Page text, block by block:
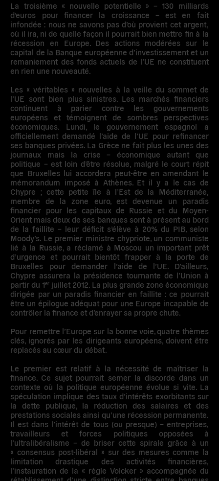
La troisième « nouvelle potentielle » – 130 milliards
d’euros pour financer la croissance – est en fait
infondée : nous ne savons pas d’où provient cet argent,
où il ira, ni de quelle façon il pourrait bien mettre fin à la
récession en Europe. Des actions modérées sur le
capital de la Banque européenne d’investissement et un
remaniement des fonds actuels de l’UE ne constituent
en rien une nouveauté.
Les « véritables » nouvelles à la veille du sommet de
l’UE sont bien plus sinistres. Les marchés financiers
continuent à parier contre les gouvernements
européens et témoignent de sombres perspectives
économiques. Lundi, le gouvernement espagnol a
officiellement demandé l’aide de l’UE pour refinancer
ses banques privées. La Grèce ne fait plus les unes des
journaux mais la crise – économique autant que
politique – est loin d’être résolue, malgré le court répit
que Bruxelles lui accordera peut-être en amendant le
mémorandum imposé à Athènes. Et il y a le cas de
Chypre ; cette petite île à l’Est de la Méditerranée,
membre de la zone euro, est devenue un paradis
financier pour les capitaux de Russie et du Moyen-
Orient mais deux de ses banques sont à présent au bord
de la faillite – leur déficit s’élève à 20% du PIB, selon
Moody’s. Le premier ministre chypriote, un communiste
lié à la Russie, a réclamé à Moscou un important prêt
d’urgence et pourrait bientôt frapper à la porte de
Bruxelles pour demander l’aide de l’UE. D’ailleurs,
Chypre assurera la présidence tournante de l’Union à
partir du 1er juillet 2012. La plus grande zone économique
dirigée par un paradis financier en faillite : ce pourrait
être un épilogue adéquat pour une Europe incapable de
contrôler la finance et d’enrayer sa propre chute.
Pour remettre l’Europe sur la bonne voie, quatre thèmes
clés, ignorés par les dirigeants européens, doivent être
replacés au cœur du débat.
Le premier est relatif à la nécessité de maîtriser la
finance. Ce sujet pourrait semer la discorde dans un
contexte où la politique européenne évolue si vite. La
spéculation implique des taux d’intérêts exorbitants sur
la dette publique, la réduction des salaires et des
prestations sociales ainsi qu’une récession permanente.
Il est dans l’intérêt de tous (ou presque) – entreprises,
travailleurs et forces politiques opposées à
l’ultralibéralisme – de briser cette spirale grâce à un
« consensus post-libéral » sur des mesures comme la
limitation drastique des activités financières,
l’instauration de la « règle Volcker » accompagnée du